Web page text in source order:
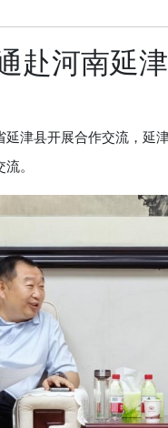
赴河南延
县开展合作交流，延
。